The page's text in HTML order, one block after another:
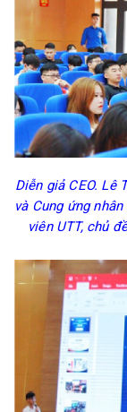
Diễn giả CEO. Lê
và Cung ứng
viên UTT, chủ